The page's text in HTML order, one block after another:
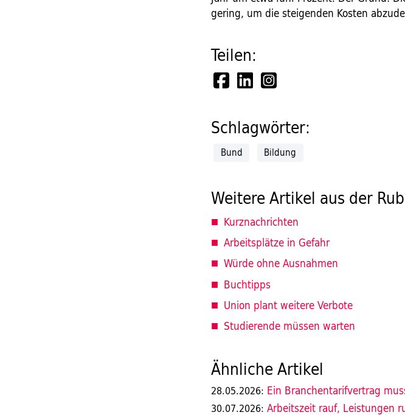
gering, um die steigenden Kosten
Teilen:
Schlagwörter:
Bund Bildung
Weitere Artikel aus der
Kurznachrichten
Arbeitsplätze in Gefahr
Würde ohne Ausnahmen
Buchtipps
Union plant weitere Verbote
Studierende müssen warten
Ähnliche Artikel
28.05.2026: Ein Branchentarifvertrag
30.07.2026: Arbeitszeit rauf, Leistungen